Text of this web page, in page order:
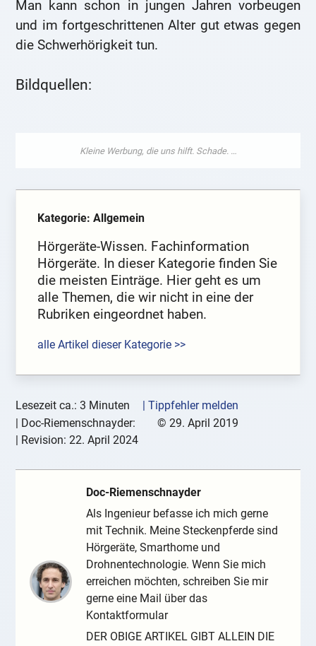
Man kann schon in jungen Jahren vorbeugen
und im fortgeschrittenen Alter gut etwas gegen
die Schwerhörigkeit tun.
Bildquellen:
Kategorie: Allgemein
Hörgeräte-Wissen. Fachinformation
Hörgeräte. In dieser Kategorie finden Sie
die meisten Einträge. Hier geht es um
alle Themen, die wir nicht in eine der
Rubriken eingeordnet haben.
alle Artikel dieser Kategorie >>
Lesezeit ca.: 3 Minuten
| Tippfehler melden
Doc-Riemenschnayder: © 29. April 2019
| Revision:22. April 2024
Doc-Riemenschnayder
Als Ingenieur befasse ich mich gerne
mit Technik. Meine Steckenpferde sind
Hörgeräte, Smarthome und
Drohnentechnologie. Wenn Sie mich
erreichen möchten, schreiben Sie mir
gerne eine Mail über das
Kontaktformular
DER OBIGE ARTIKEL GIBT ALLEIN DIE